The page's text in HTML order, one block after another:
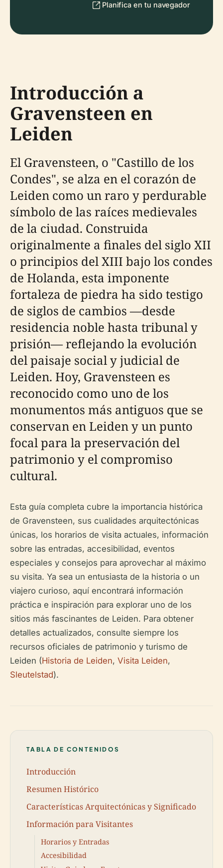
Planifica en tu navegador
Introducción a
Gravensteen en
Leiden
El Gravensteen, o "Castillo de los
Condes", se alza en el corazón de
Leiden como un raro y perdurable
símbolo de las raíces medievales
de la ciudad. Construida
originalmente a finales del siglo XII
o principios del XIII bajo los condes
de Holanda, esta imponente
fortaleza de piedra ha sido testigo
de siglos de cambios —desde
residencia noble hasta tribunal y
prisión— reflejando la evolución
del paisaje social y judicial de
Leiden. Hoy, Gravensteen es
reconocido como uno de los
monumentos más antiguos que se
conservan en Leiden y un punto
focal para la preservación del
patrimonio y el compromiso
cultural.
Esta guía completa cubre la importancia histórica
de Gravensteen, sus cualidades arquitectónicas
únicas, los horarios de visita actuales, información
sobre las entradas, accesibilidad, eventos
especiales y consejos para aprovechar al máximo
su visita. Ya sea un entusiasta de la historia o un
viajero curioso, aquí encontrará información
práctica e inspiración para explorar uno de los
sitios más fascinantes de Leiden. Para obtener
detalles actualizados, consulte siempre los
recursos oficiales de patrimonio y turismo de
Leiden (Historia de Leiden, Visita Leiden,
Sleutelstad).
TABLA DE CONTENIDOS
Introducción
Resumen Histórico
Características Arquitectónicas y Significado
Información para Visitantes
Horarios y Entradas
Accesibilidad